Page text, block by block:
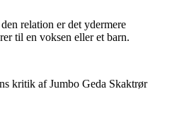
relation er det ydermere
til en voksen eller et barn.
kritik af Jumbo Geda Skaktrør